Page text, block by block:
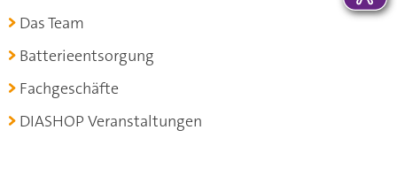
Das Team
Batterieentsorgung
Fachgeschäfte
DIASHOP Veranstaltungen